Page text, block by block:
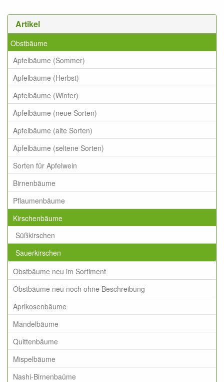
Artikel
Obstbäume
Apfelbäume (Sommer)
Apfelbäume (Herbst)
Apfelbäume (Winter)
Apfelbäume (neue Sorten)
Apfelbäume (alte Sorten)
Apfelbäume (seltene Sorten)
Sorten für Apfelwein
Birnenbäume
Pflaumenbäume
Kirschenbäume
Süßkirschen
Sauerkirschen
Obstbäume neu im Sortiment
Obstbäume neu noch ohne Beschreibung
Aprikosenbäume
Mandelbäume
Quittenbäume
Mispelbäume
Nashi-Birnenbaüme